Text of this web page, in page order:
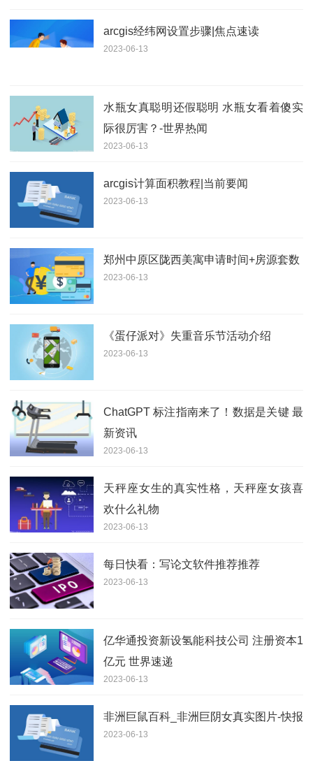
arcgis经纬网设置步骤|焦点速读
2023-06-13
水瓶女真聪明还假聪明 水瓶女看着傻实
际很厉害？-世界热闻
2023-06-13
arcgis计算面积教程|当前要闻
2023-06-13
郑州中原区陇西美寓申请时间+房源套数
2023-06-13
《蛋仔派对》失重音乐节活动介绍
2023-06-13
ChatGPT 标注指南来了！数据是关键 最
新资讯
2023-06-13
天秤座女生的真实性格，天秤座女孩喜
欢什么礼物
2023-06-13
每日快看：写论文软件推荐推荐
2023-06-13
亿华通投资新设氢能科技公司 注册资本1
亿元 世界速递
2023-06-13
非洲巨鼠百科_非洲巨阴女真实图片-快报
2023-06-13